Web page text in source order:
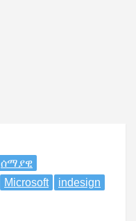
ሰማያዊ
Microsoft
indesign